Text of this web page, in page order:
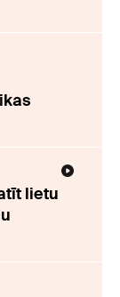
lietu